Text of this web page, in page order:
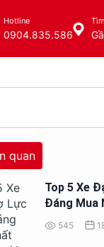
Hotline
0904.835.586
quan
Top 5 Xe
Đáng Mua
Đi Làm
545